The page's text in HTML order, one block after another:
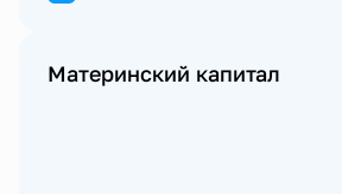
Материнский капитал